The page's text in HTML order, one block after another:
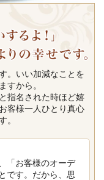
。いい加減なことを
すから。
指名された時ほど嬉
客様一人ひとり真心
。
「お客様のオーデ
です。だから、思